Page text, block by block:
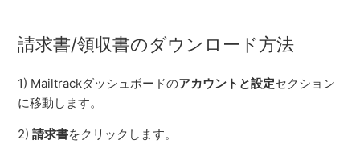
請求書/領収書のダウンロード方法
1) Mailtrackダッシュボードのアカウントと設定セクション
に移動します。
2)請求書をクリックします。